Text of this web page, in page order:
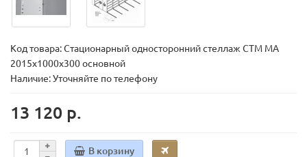
Код товара:Стационарный односторонний стеллаж СТМ МА
2015х1000х300 основной
Наличие: Уточняйте по телефону
13 120 р.
В корзину